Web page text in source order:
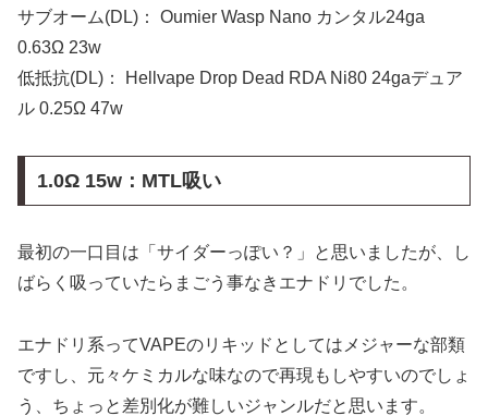
サブオーム(DL)： Oumier Wasp Nano カンタル24ga
0.63Ω 23w
低抵抗(DL)： Hellvape Drop Dead RDA Ni80 24gaデュア
ル 0.25Ω 47w
1.0Ω 15w：MTL吸い
最初の一口目は「サイダーっぽい？」と思いましたが、し
ばらく吸っていたらまごう事なきエナドリでした。
エナドリ系ってVAPEのリキッドとしてはメジャーな部類
ですし、元々ケミカルな味なので再現もしやすいのでしょ
う、ちょっと差別化が難しいジャンルだと思います。